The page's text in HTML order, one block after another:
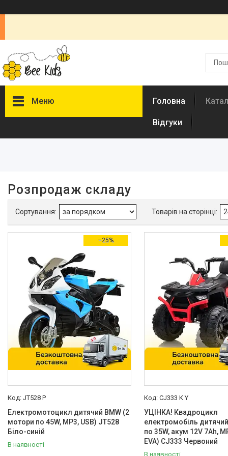
Меню
Кількість швидкостей
В наявності 4
Товари зі знижками 4
Виробник
BMW 2
Bambi 10
Barbie 1
Best Scooter 5
Ще 9
Головна
Відгуки
Розпродаж складу
–25%
JT528 P
Електромотоцикл дитячий BMW (2
мотори по 45W, MP3, USB) JT528
Біло-синій
В наявності
CJ333 K Y
УЦІНКА! Квадроцикл
електромобіль
по 35W, акум 12V 7Ah,
EVA) CJ333 Червоний
В наявності